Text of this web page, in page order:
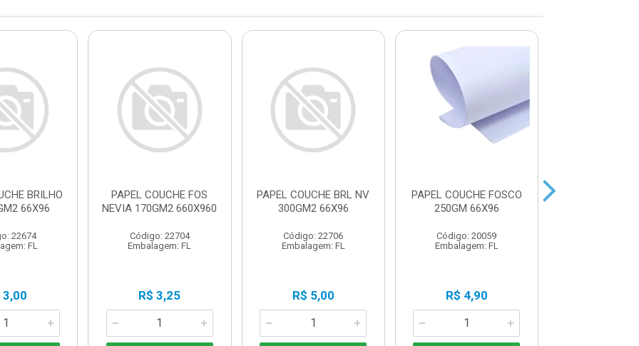
BRILHO
66X96
22674
FL
3,00
PAPEL COUCHE FOS
NEVIA 170GM2 660X960
Código: 22704
Embalagem: FL
R$ 3,25
PAPEL COUCHE BRL NV
300GM2 66X96
Código: 22706
Embalagem: FL
R$ 5,00
PAPEL COUCHE FOSCO
250GM 66X96
Código: 20059
Embalagem: FL
R$ 4,90